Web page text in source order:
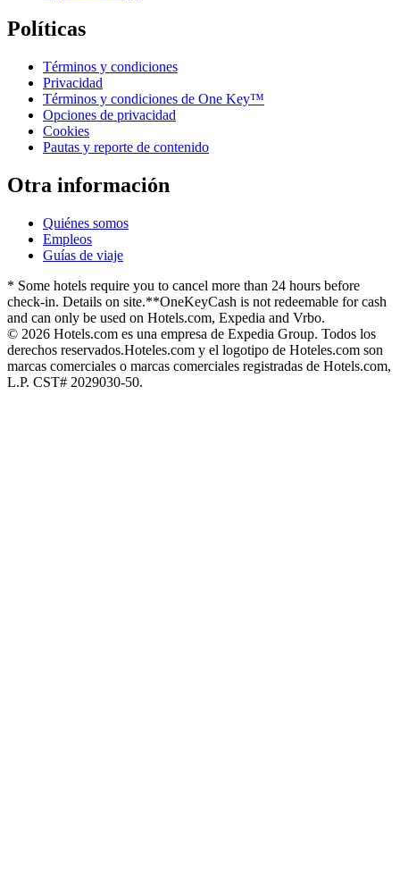
Políticas
Términos y condiciones
Privacidad
Términos y condiciones de One Key™
Opciones de privacidad
Cookies
Pautas y reporte de contenido
Otra información
Quiénes somos
Empleos
Guías de viaje
* Some hotels require you to cancel more than 24 hours before
check-in. Details on site.**OneKeyCash is not redeemable for cash
and can only be used on Hotels.com, Expedia and Vrbo.
© 2026 Hotels.com es una empresa de Expedia Group. Todos los
derechos reservados.Hoteles.com y el logotipo de Hoteles.com son
marcas comerciales o marcas comerciales registradas de Hotels.com,
L.P. CST# 2029030-50.